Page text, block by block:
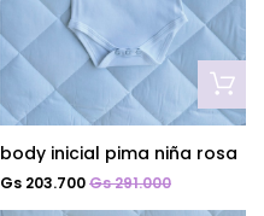
body inicial pima niña rosa
Gs 203.700Gs 291.000